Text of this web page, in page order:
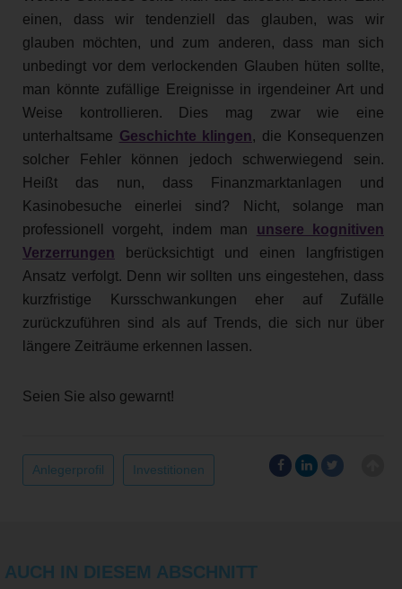
einen, dass wir tendenziell das glauben, was wir
glauben möchten, und zum anderen, dass man sich
unbedingt vor dem verlockenden Glauben hüten sollte,
man könnte zufällige Ereignisse in irgendeiner Art und
Weise kontrollieren. Dies mag zwar wie eine
unterhaltsame Geschichte klingen, die Konsequenzen
solcher Fehler können jedoch schwerwiegend sein.
Heißt das nun, dass Finanzmarktanlagen und
Kasinobesuche einerlei sind? Nicht, solange man
professionell vorgeht, indem man unsere kognitiven
Verzerrungen berücksichtigt und einen langfristigen
Ansatz verfolgt. Denn wir sollten uns eingestehen, dass
kurzfristige Kursschwankungen eher auf Zufälle
zurückzuführen sind als auf Trends, die sich nur über
längere Zeiträume erkennen lassen.
Seien Sie also gewarnt!
Anlegerprofil Investitionen
AUCH IN DIESEM ABSCHNITT